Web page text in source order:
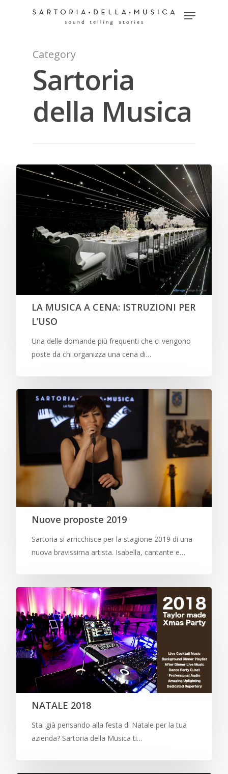
Hit enter to search or ESC to close
Category
Sartoria
della Musica
LA MUSICA A CENA: ISTRUZIONI PER
L’USO
Una delle domande più frequenti che ci vengono
poste da chi organizza una cena di…
Nuove proposte 2019
Sartoria si arricchisce per la stagione 2019 di una
nuova bravissima artista. Isabella, cantante e…
NATALE 2018
Stai già pensando alla festa di Natale per la tua
azienda? Sartoria della Musica ti…